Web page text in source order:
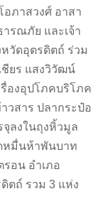
ภาสวงศ์ อาสา
รณภัย และเจ้า
วัดอุตรดิตถ์ ร่วม
ยร แสงวิวัฒน์
องอุปโภคบริโภค
วสาร ปลากระป๋อ
จุลงในถุงหิ้วมูล
หมื่นห้าพันบาท
อน อำเภอ
ตถ์ รวม 3 แห่ง